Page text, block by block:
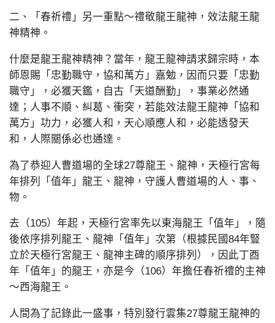
二、「春祈禮」另一重點～禮敬龍王龍神，效法龍王龍
神精神。
什麼是龍王龍神精神？當年，龍王龍神請求歸宗時，本
師恩賜「忠勤職守，協和萬方」嘉勉，因而只要「忠勤
職守」，必獲天鑑，自古「天道酬勤」，事業必然通
達；人事不順、糾葛、衝突，若能效法龍王龍神「協和
萬方」功力，必獲人和，天心順應人和，必能透發天
和，人際關係必也通達。
為了恭迎人曹道場的全球27尊龍王、龍神，天極行宮每
年排列「值年」龍王、龍神，守護人曹道場的人、事、
物。
去（105）年起，天極行宮率先以東海龍王「值年」，隨
後依序排列龍王、龍神「值年」次第（根據民國84年豎
立於天極行宮龍王、龍神主碑的順序排列），因此丁酉
年「值年」的龍王，亦是今（106）年擔任春祈禮的主神
～西海龍王。
人間為了記錄此一盛事，特別發行雲集27尊龍王龍神的